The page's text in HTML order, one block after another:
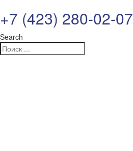
+7 (423) 280-02-07
Search